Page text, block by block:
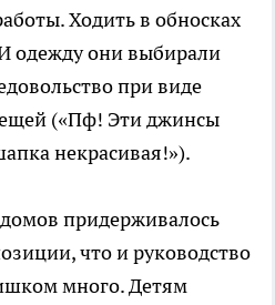
Ходить в обносках
одежду они выбирали
при виде
(«Пф! Эти джинсы
некрасивая!»).
придерживалось
что и руководство
много. Детям